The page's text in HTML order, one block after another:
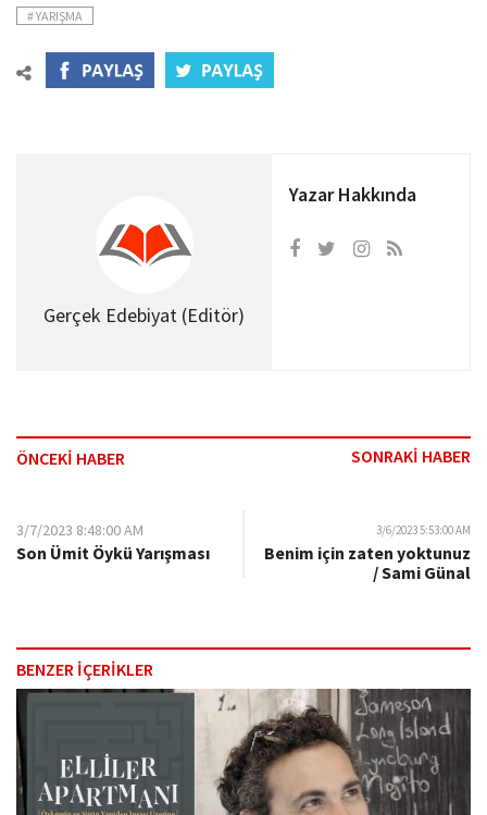
# YARIŞMA
Gerçek Edebiyat (Editör)
Yazar Hakkında
ÖNCEKİ HABER SONRAKİ HABER
3/7/2023 8:48:00 AM
Son Ümit Öykü Yarışması
3/6/2023 5:53:00 AM
Benim için zaten yoktunuz
/ Sami Günal
BENZER İÇERİKLER